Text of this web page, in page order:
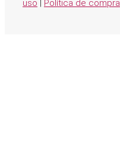
uso | Política de compra